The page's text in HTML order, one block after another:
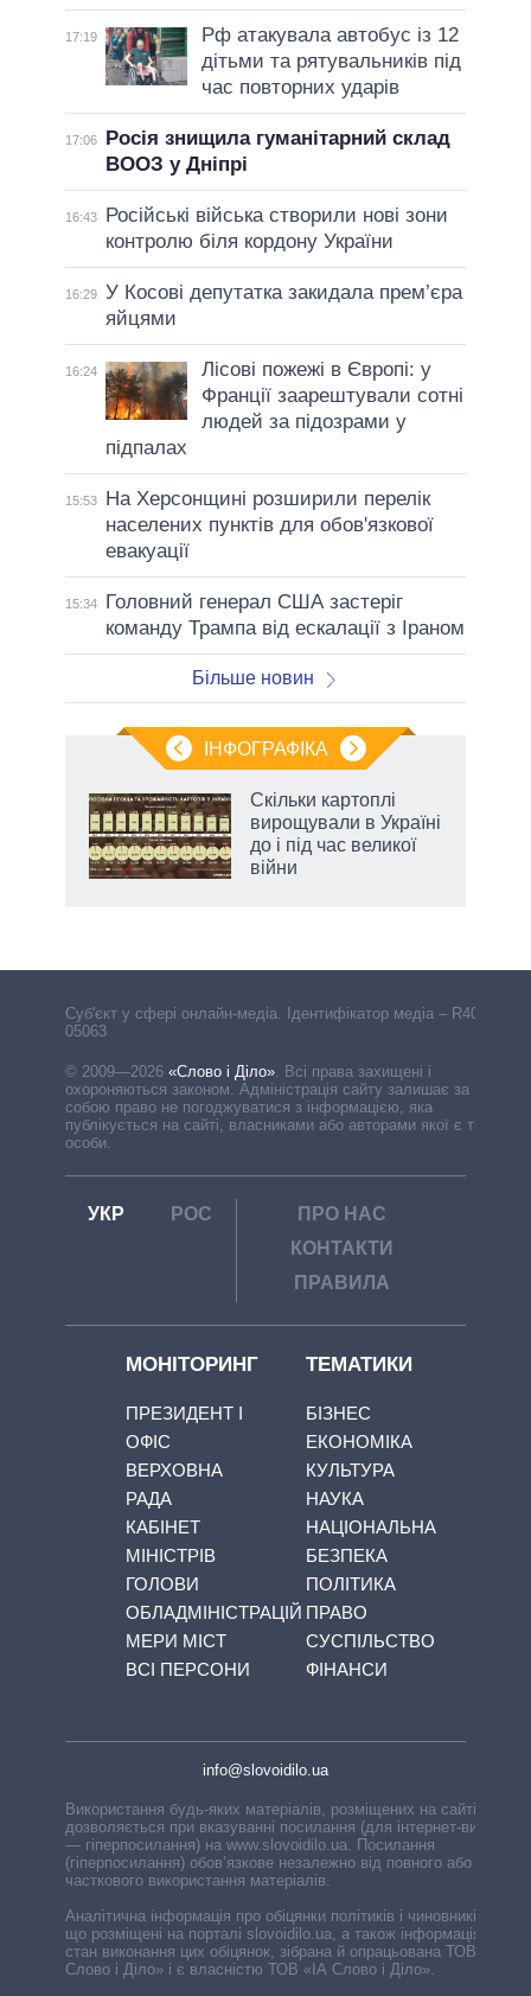
17:19
Рф атакувала автобус із 12
дітьми та рятувальників під
час повторних ударів
17:06
Росія знищила гуманітарний склад
ВООЗ у Дніпрі
16:43
Російські війська створили нові зони
контролю біля кордону України
16:29 У Косові депутатка закидала прем’єра
яйцями
16:24
Лісові пожежі в Європі: у
Франції заарештували сотні
людей за підозрами у
підпалах
15:53
На Херсонщині розширили перелік
населених пунктів для обов'язкової
евакуації
15:34
Головний генерал США застеріг
команду Трампа від ескалації з Іраном
Більше новин
ІНФОГРАФІКА
Скільки картоплі
вирощували в Україні
до і під час великої
війни
Cуб'єкт у сфері онлайн-медіа. Ідентифікатор медіа – R40-
05063
© 2009—2026 «Слово і Діло». Всі права захищені і
охороняються законом. Адміністрація сайту залишає за
собою право не погоджуватися з інформацією, яка
публікується на сайті, власниками або авторами якої є треті
особи.
УКР РОС
ПРО НАС
КОНТАКТИ
ПРАВИЛА
МОНІТОРИНГ
ПРЕЗИДЕНТ І
ОФІС
ВЕРХОВНА
РАДА
КАБІНЕТ
МІНІСТРІВ
ГОЛОВИ
ОБЛАДМІНІСТРАЦІЙ
МЕРИ МІСТ
ВСІ ПЕРСОНИ
ТЕМАТИКИ
БІЗНЕС
ЕКОНОМІКА
КУЛЬТУРА
НАУКА
НАЦІОНАЛЬНА
БЕЗПЕКА
ПОЛІТИКА
ПРАВО
СУСПІЛЬСТВО
ФІНАНСИ
info@slovoidilo.ua
Використання будь-яких матеріалів, розміщених на сайті,
дозволяється при вказуванні посилання (для інтернет-видань
— гіперпосилання) на www.slovoidilo.ua. Посилання
(гіперпосилання) обов’язкове незалежно від повного або
часткового використання матеріалів.
Аналітична інформація про обіцянки політиків і чиновників,
що розміщені на порталі slovoidilo.ua, а також інформація про
стан виконання цих обіцянок, зібрана й опрацьована ТОВ «ІА
Слово і Діло» і є власністю ТОВ «ІА Слово і Діло».